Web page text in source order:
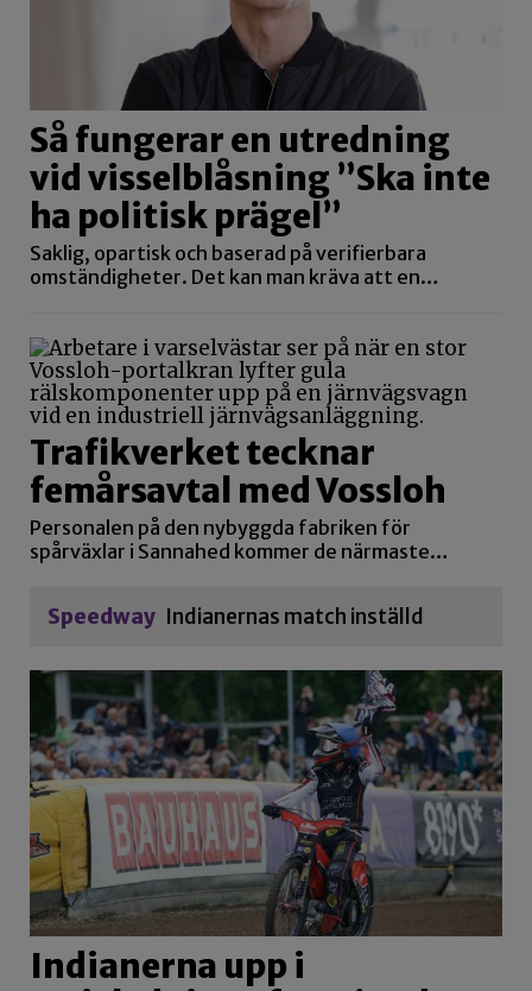
Så fungerar en utredning
vid visselblåsning ”Ska inte
ha politisk prägel”
Saklig, opartisk och baserad på verifierbara
omständigheter. Det kan man kräva att en…
Trafikverket tecknar
femårsavtal med Vossloh
Personalen på den nybyggda fabriken för
spårväxlar i Sannahed kommer de närmaste…
Speedway Indianernas match inställd
Indianerna upp i